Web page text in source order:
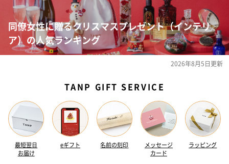
同僚女性に贈るクリスマスプレゼント（インテリ
ア）の人気ランキング
2026年8月5日更新
TANP GIFT SERVICE
最短翌日
お届け
eギフト 名前の刻印
メッセージ
カード
ラッピング